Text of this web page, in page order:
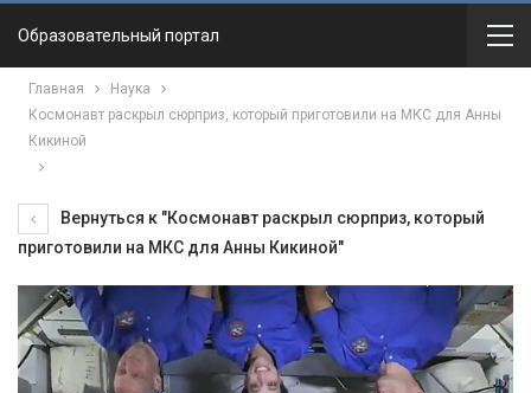
Образовательный портал
Главная
Наука
Космонавт раскрыл сюрприз, который приготовили на МКС для Анны
Кикиной
Вернуться к "Космонавт раскрыл сюрприз, который
приготовили на МКС для Анны Кикиной"